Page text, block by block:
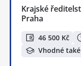
Krajské
Praha
46 500 Kč
Vhodné